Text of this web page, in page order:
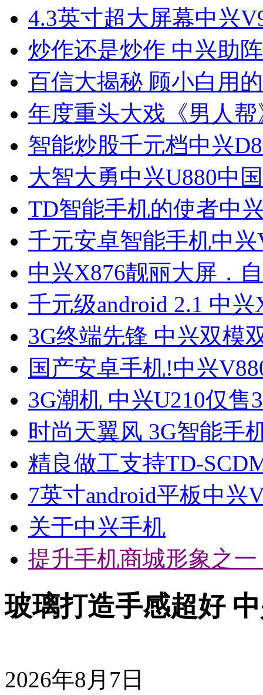
4.3英寸超大屏幕中兴
炒作还是炒作 中兴助
百信大揭秘 顾小白用
年度重头大戏《男人
智能炒股千元档中兴
大智大勇中兴U880中
TD智能手机的使者中
千元安卓智能手机中
中兴X876靓丽大屏．
千元级android 2.1 中兴
3G终端先锋 中兴双模
国产安卓手机!中兴
3G潮机 中兴U210仅售
时尚天翼风 3G智能手
精良做工支持TD-
7英寸android平板中兴
关于中兴手机
提升手机商城形象之
玻璃打造手感超好
2026年8月7日